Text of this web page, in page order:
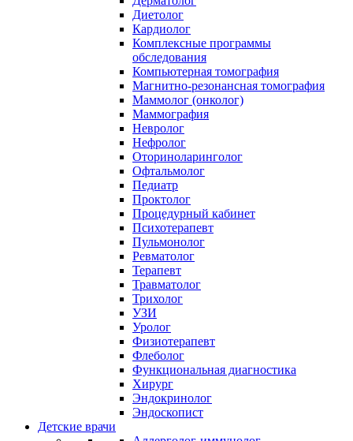
Диетолог
Кардиолог
Комплексные программы
обследования
Компьютерная томография
Магнитно-резонансная томография
Маммолог (онколог)
Маммография
Невролог
Нефролог
Оториноларинголог
Офтальмолог
Педиатр
Проктолог
Процедурный кабинет
Психотерапевт
Пульмонолог
Ревматолог
Терапевт
Травматолог
Трихолог
УЗИ
Уролог
Физиотерапевт
Флеболог
Функциональная диагностика
Хирург
Эндокринолог
Эндоскопист
Детские врачи